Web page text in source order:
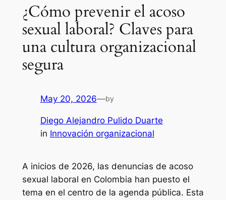
¿Cómo prevenir el acoso
sexual laboral? Claves para
una cultura organizacional
segura
May 20, 2026—by
Diego Alejandro Pulido Duarte
in Innovación organizacional​
A inicios de 2026, las denuncias de acoso
sexual laboral en Colombia han puesto el
tema en el centro de la agenda pública. Esta